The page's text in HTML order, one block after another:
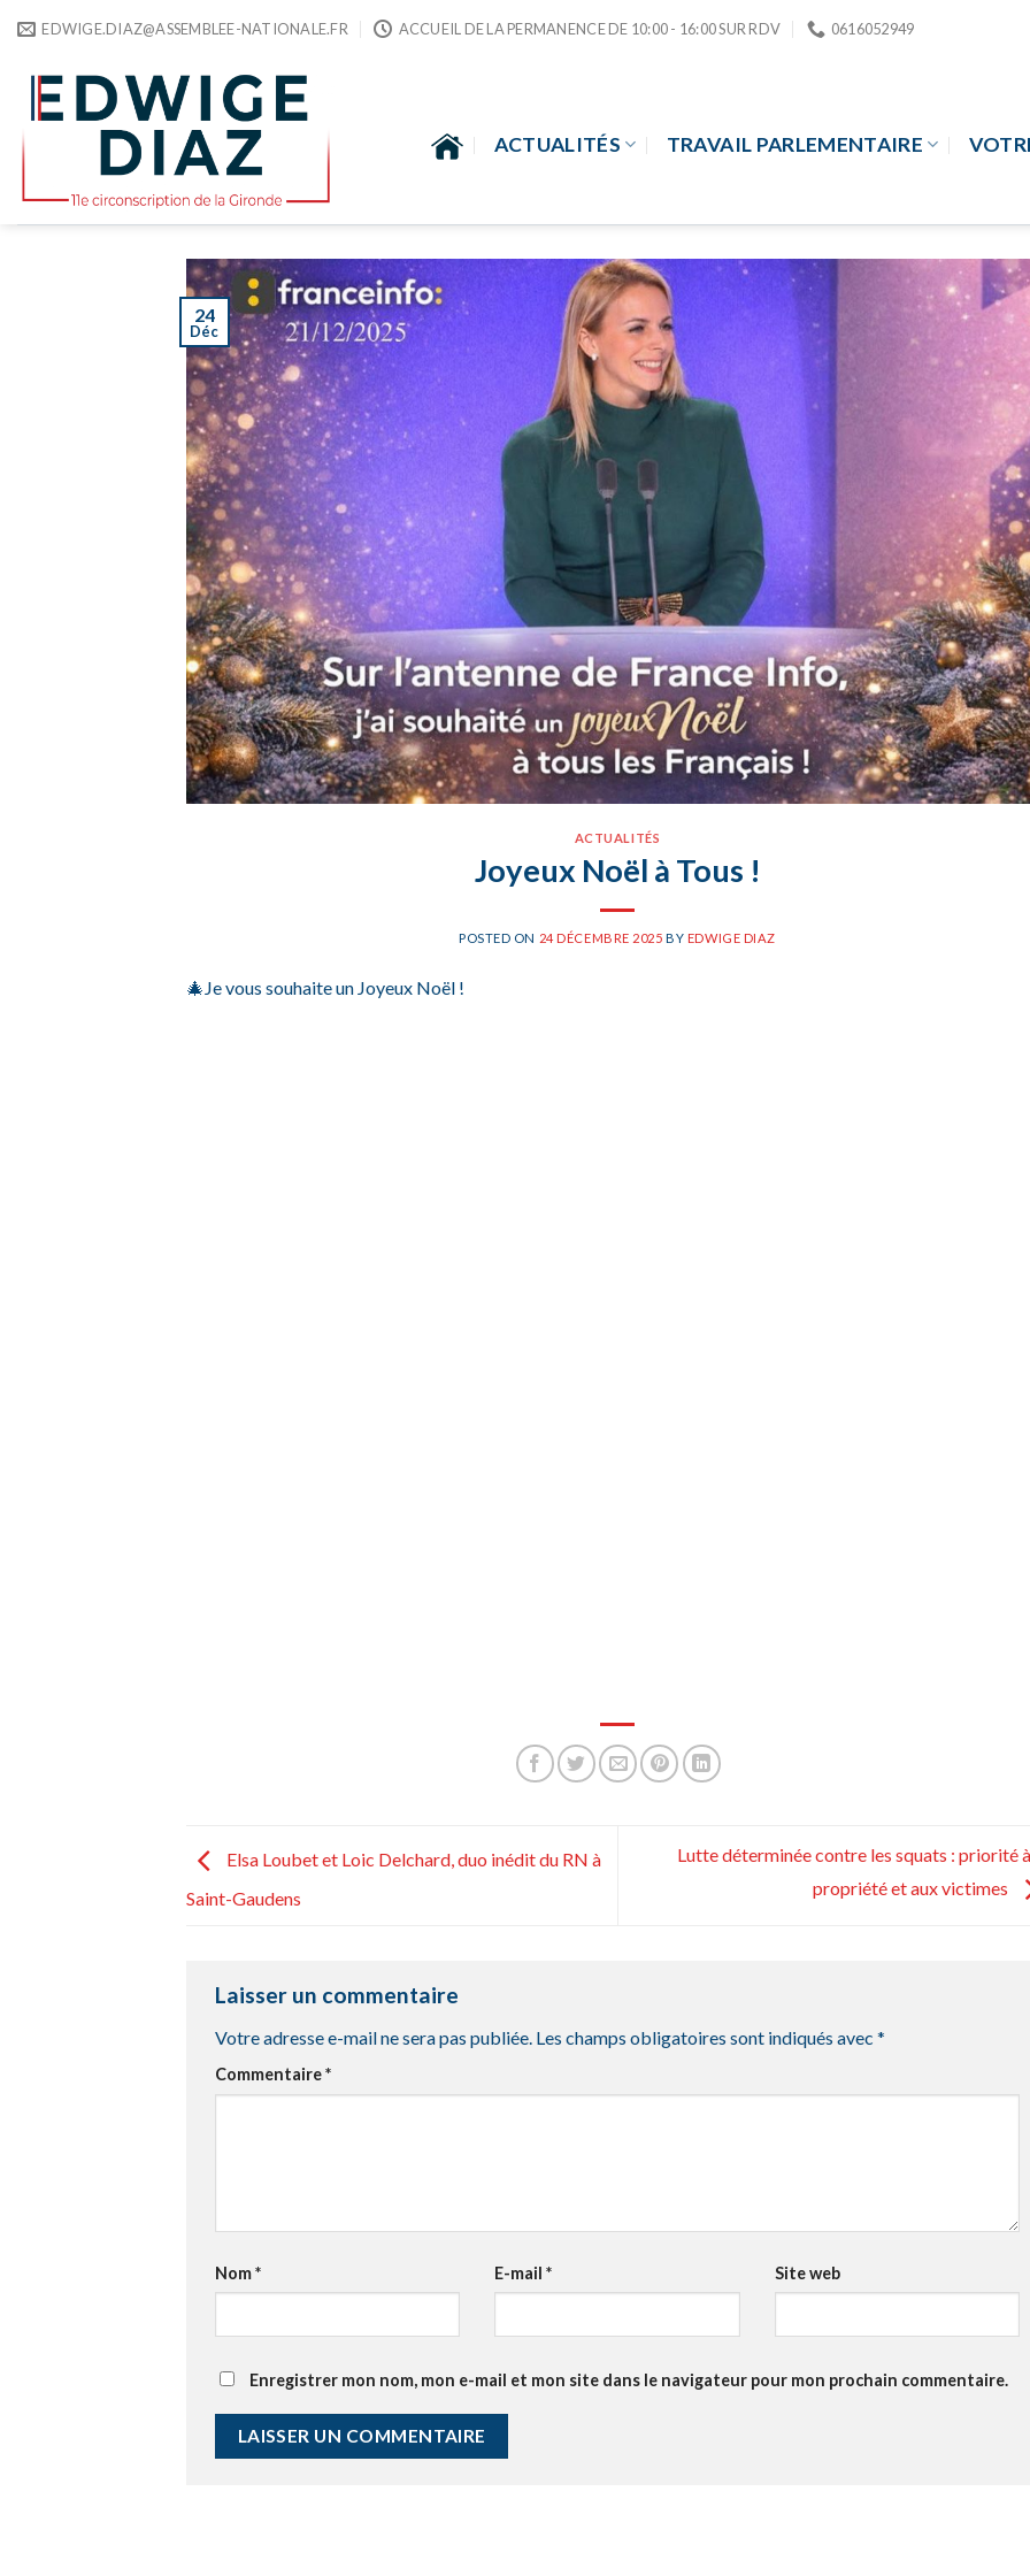
content
EDWIGE.DIAZ@ASSEMBLEE-NATIONALE.FR ACCUEIL DE LA PERMANENCE DE 10:00 - 16:00 SUR RDV 0616052949
ACTUALITÉS TRAVAIL PARLEMENTAIRE
24
Déc
ACTUALITÉS
Joyeux Noël à Tous !
POSTED ON 24 DÉCEMBRE 2025 BY EDWIGE DIAZ
🎄Je vous souhaite un Joyeux Noël !
Elsa Loubet et Loic Delchard, duo inédit du RN à
Saint-Gaudens
Lutte déterminée contre les squats : priorité
propriété et aux victimes
Laisser un commentaire
Votre adresse e-mail ne sera pas publiée. Les champs obligatoires sont indiqués avec *
Commentaire*
Nom* E-mail* Site web
Enregistrer mon nom, mon e-mail et mon site dans le navigateur pour mon prochain commentaire.